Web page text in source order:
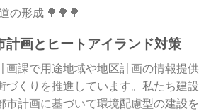
の形成 🌳🌳🌳
画とヒートアイランド対策
画課で用途地域や地区計画の情報提供
づくりを推進しています。私たち建設
市計画に基づいて環境配慮型の建設を